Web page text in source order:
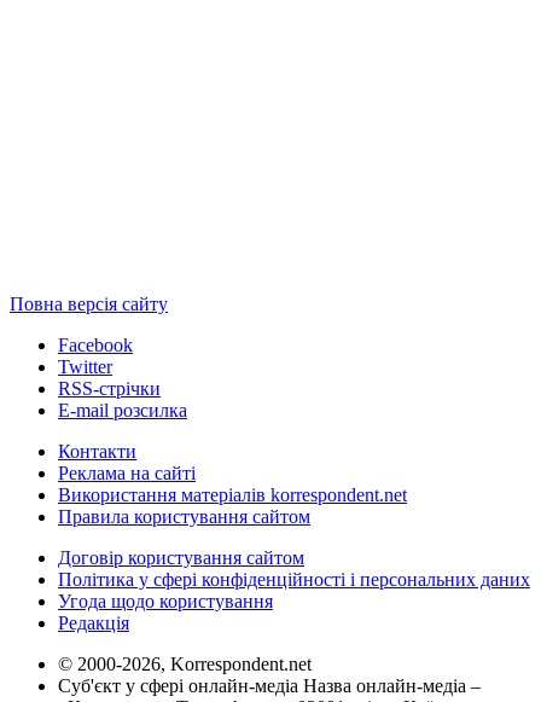
Повна версія сайту
Facebook
Twitter
RSS-стрічки
E-mail розсилка
Контакти
Реклама на сайті
Використання матеріалів korrespondent.net
Правила користування сайтом
Договір користування сайтом
Політика у сфері конфіденційності і персональних даних
Угода щодо користування
Редакція
© 2000-2026, Korrespondent.net
Суб'єкт у сфері онлайн-медіа Назва онлайн-медіа –